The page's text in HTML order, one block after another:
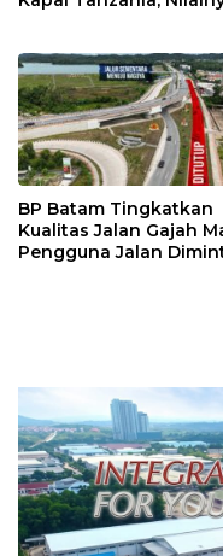
BP Batam Tingkatkan
Kualitas Jalan Gajah
Pengguna Jalan